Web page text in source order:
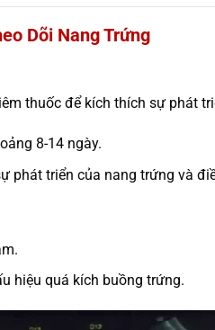
Dõi Nang Trứng
thuốc để kích thích sự phát
8-14 ngày.
phát triển của nang trứng và
hiệu quá kích buồng trứng.